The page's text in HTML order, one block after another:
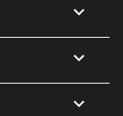


